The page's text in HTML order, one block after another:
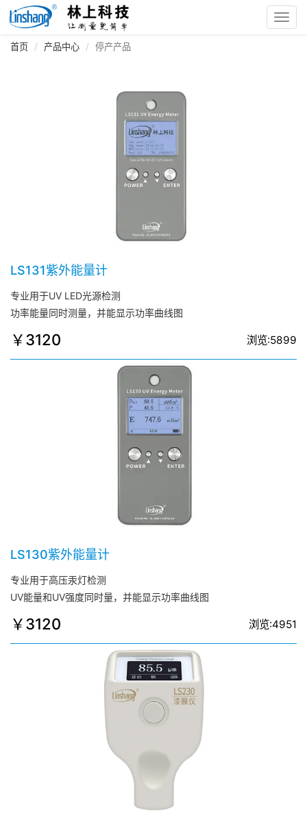
首页 产品中心 停产产品
LS131紫外能量计
专业用于UV LED光源检测
功率能量同时测量，并能显示功率曲线图
￥3120 浏览:5899
LS130紫外能量计
专业用于高压汞灯检测
UV能量和UV强度同时量，并能显示功率曲线图
￥3120 浏览:4951